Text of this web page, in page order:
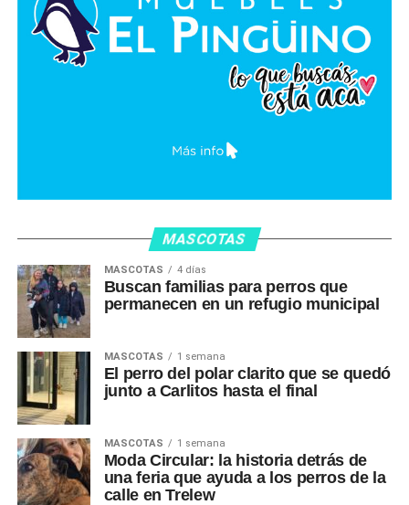
MASCOTAS
MASCOTAS 4 días
Buscan familias para perros que
permanecen en un refugio municipal
MASCOTAS 1 semana
El perro del polar clarito que se quedó
junto a Carlitos hasta el final
MASCOTAS 1 semana
Moda Circular: la historia detrás de
una feria que ayuda a los perros de la
calle en Trelew